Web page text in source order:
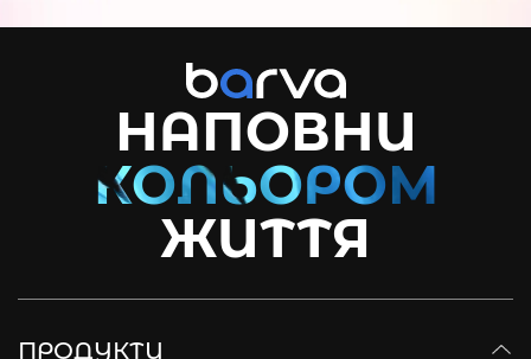
НАПОВНИ
ЖИТТЯ
ПРОДУКТИ